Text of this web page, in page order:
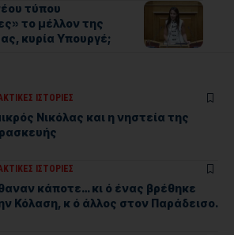
τύπου
το μέλλον της
κυρία Υπουργέ;
ΙΣΤΟΡΙΕΣ
Νικόλας και η νηστεία της
ΙΣΤΟΡΙΕΣ
κάποτε… κι ό ένας βρέθηκε
Κόλαση, κ ό άλλος στον Παράδεισο.